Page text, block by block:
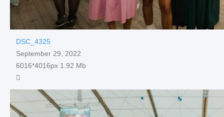
DSC_4325
September 29, 2022
6016*4016px 1.92 Mb